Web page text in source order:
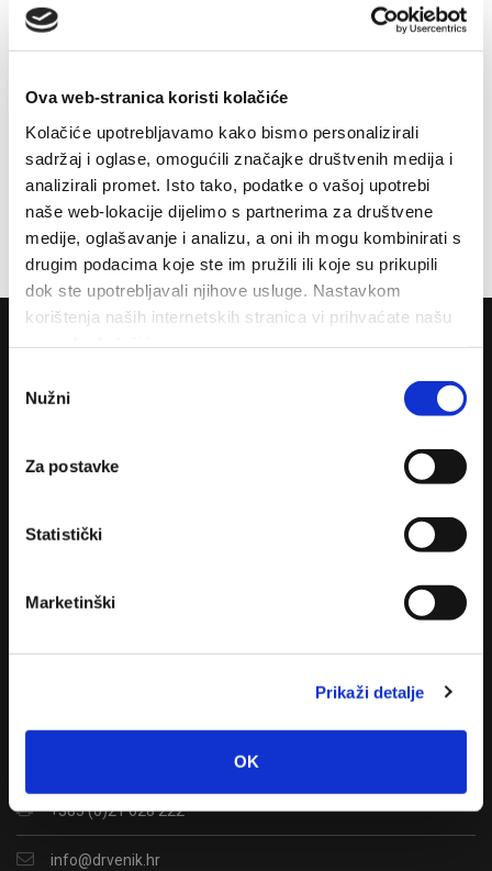
Ova web-stranica koristi kolačiće
Kolačiće upotrebljavamo kako bismo personalizirali
sadržaj i oglase, omogućili značajke društvenih medija i
analizirali promet. Isto tako, podatke o vašoj upotrebi
naše web-lokacije dijelimo s partnerima za društvene
medije, oglašavanje i analizu, a oni ih mogu kombinirati s
drugim podacima koje ste im pružili ili koje su prikupili
dok ste upotrebljavali njihove usluge. Nastavkom
korištenja naših internetskih stranica vi prihvaćate našu
pristanka
Nužni
Za postavke
Statistički
Marketinški
Prikaži detalje
OK
nadchne každého návštěvníka. Každý si zde může najít něco pro
sebe, ať už máte rádi tradici, gastronomické slavnosti, programy
pro děti či sportovní akce. Přijeďte, užívejte a buďte součástí
celého dění.
Kontakt
+385 (0)21 628 222
info@drvenik.hr